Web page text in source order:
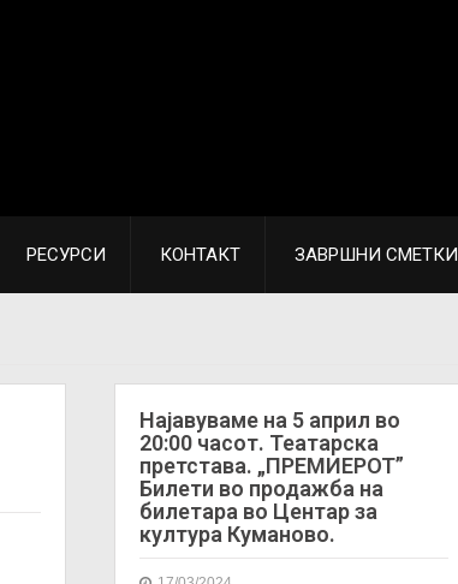
РЕСУРСИ КОНТАКТ ЗАВРШНИ СМЕТКИ
Најавуваме на 5 април во
20:00 часот. Театарска
претстава. „ПРЕМИЕРОТ”
Билети во продажба на
билетара во Центар за
култура Куманово.